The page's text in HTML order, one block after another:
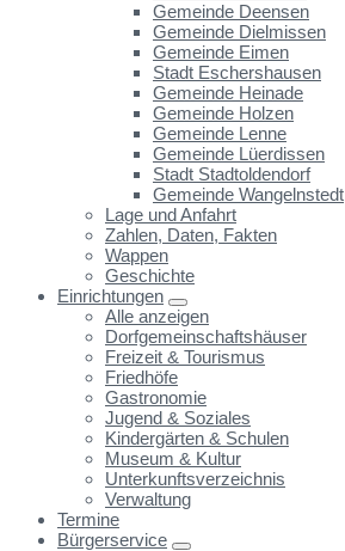
Gemeinde Deensen
Gemeinde Dielmissen
Gemeinde Eimen
Stadt Eschershausen
Gemeinde Heinade
Gemeinde Holzen
Gemeinde Lenne
Gemeinde Lüerdissen
Stadt Stadtoldendorf
Gemeinde Wangelnstedt
Lage und Anfahrt
Zahlen, Daten, Fakten
Wappen
Geschichte
Einrichtungen
Alle anzeigen
Dorfgemeinschaftshäuser
Freizeit & Tourismus
Friedhöfe
Gastronomie
Jugend & Soziales
Kindergärten & Schulen
Museum & Kultur
Unterkunftsverzeichnis
Verwaltung
Termine
Bürgerservice